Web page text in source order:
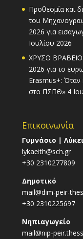
Προθεσμία και
του
2026 για
Ιουλίου 2026
ΧΡΥΣΟ ΒΡΑΒΕΙΟ
2026 για το
Erasmus+: Όταν
στο ΠΣΠΘ» 4
Επικοινωνία
Γυμνάσιο |
lykaeith@sch.gr
+30 2310277809
Δημοτικό
mail@dim-peir-
+30 2310225697
Νηπιαγωγείο
mail@nip-